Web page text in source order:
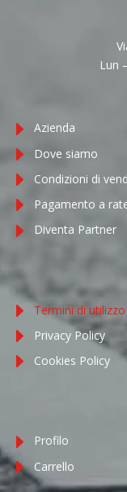
Lun
Azienda
Dove siamo
Condizioni di
Pagamento a
Diventa Partner
Termini di utilizzo
Privacy Policy
Cookies Policy
Profilo
Carrello